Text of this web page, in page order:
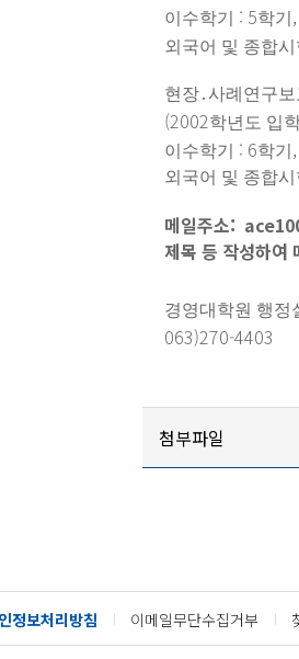
이수학기 : 5학기 ,
외국어 및 종합
현장․ 사례연구
(2002학년도 입
이수학기 : 6학기 ,
외국어 및 종합
메일주소:
제목 등 작성하여
경영대학원 행정
063)270-4403
첨부파일
정보처리방침 이메일무단수집거부